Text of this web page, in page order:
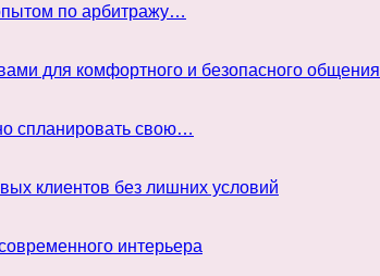
по арбитражу…
для комфортного и безопасного общения
спланировать свою…
клиентов без лишних условий
интерьера